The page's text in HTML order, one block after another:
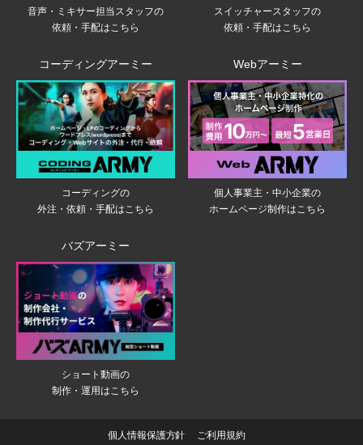
音声・ミキサー担当スタッフの
依頼・手配はこちら
スイッチャースタッフの
依頼・手配はこちら
コーディングアーミー
コーディングの
外注・依頼・手配はこちら
Webアーミー
個人事業主・中小企業の
ホームページ制作はこちら
バズアーミー
ショート動画の
制作・運用はこちら
個人情報保護方針 ご利用規約